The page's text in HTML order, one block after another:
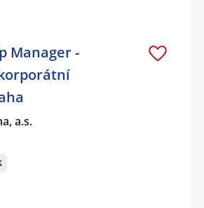
Manager -
a.s.